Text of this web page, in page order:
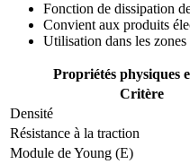
Fonction de dissipation
Convient aux produits
Utilisation dans les
Propriétés physiques
Critère
Densité
Résistance à la traction
Module de Young (E)